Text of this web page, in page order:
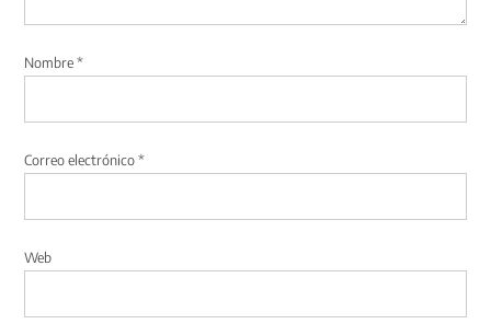
Nombre*
Correo electrónico*
Web